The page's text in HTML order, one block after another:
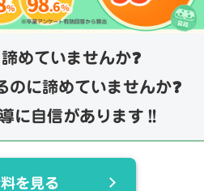
めていませんか❓
のに諦めていませんか❓
に自信があります‼️
を見る